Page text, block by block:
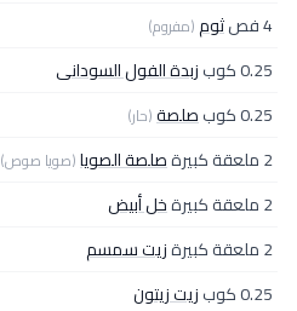
4 فص ثوم(مفروم)
0.25 كوب
زبدة الفول السودانى
0.25 كوب
صلصة(حار)
2 ملعقة كبيرة صلصة الصويا(صويا صوص)
2 ملعقة كبيرة
خل أبيض
2 ملعقة كبيرة
زيت سمسم
0.25 كوب
زيت زيتون